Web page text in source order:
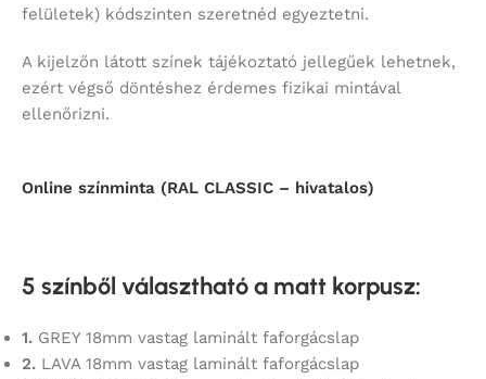
felületek) kódszinten szeretnéd egyeztetni.
A kijelzőn látott színek tájékoztató jellegűek lehetnek,
ezért végső döntéshez érdemes fizikai mintával
ellenőrizni.
Online színminta (RAL CLASSIC – hivatalos)
5 színből választható a matt korpusz:
1. GREY 18mm vastag laminált faforgácslap
2. LAVA 18mm vastag laminált faforgácslap